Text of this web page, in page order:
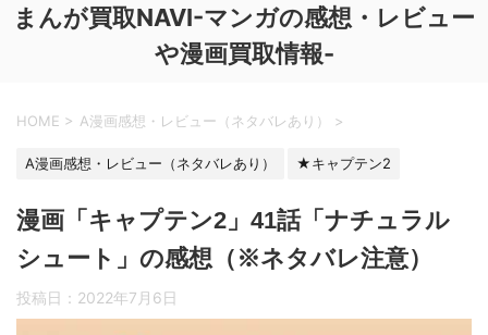
まんが買取NAVI-マンガの感想・レビュー
や漫画買取情報-
HOME > A漫画感想・レビュー（ネタバレあり） >
A漫画感想・レビュー（ネタバレあり） ★キャプテン2
漫画「キャプテン2」41話「ナチュラル
シュート」の感想（※ネタバレ注意）
投稿日： 2022年7月6日